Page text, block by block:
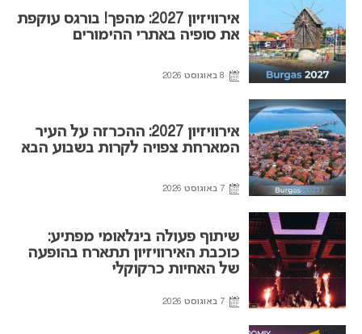
אירוויזיון 2027: מהפך! בורגס עוקפת
את סופיה באתרי ההימורים
8 באוגוסט 2026
אירוויזיון 2027: ההכרזה על העיר
המארחת צפויה לקרות בשבוע הבא
7 באוגוסט 2026
שיתוף פעולה בינלאומי מפתיע:
כוכבת האירוויזיון תתארח בהופעה
של האחיות כרקוקלי
7 באוגוסט 2026